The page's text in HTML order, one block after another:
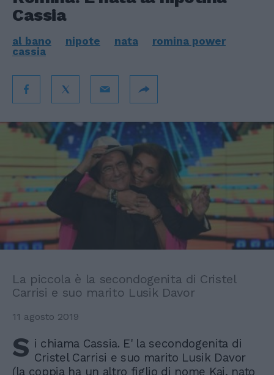
Cassia
al bano nipote nata
romina power
cassia
La piccola è la secondogenita di Cristel
Carrisi e suo marito Lusik Davor
11 agosto 2019
S i chiama Cassia. E' la secondogenita di
Cristel Carrisi e suo marito Lusik Davor
(la coppia ha un altro figlio di nome Kai, nato